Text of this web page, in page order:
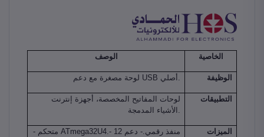
الخاصية الوصف
الوظيفة
التطبيقات
لوحات المفاتيح المخصصة، أجهزة إنترنت
الميزات
- متحكم ATmega32U4.- 12 منفذ رقمي.- دعم